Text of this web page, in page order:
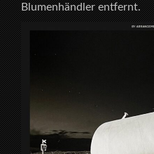
Blumenhändler entfernt.